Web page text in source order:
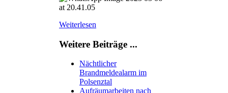
Weiterlesen
Weitere Beiträge ...
Nächtlicher
Brandmeldealarm im
Polsenztal
Aufräumarbeiten nach